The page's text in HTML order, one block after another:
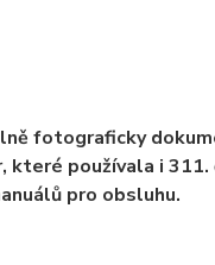
fotograficky
používala i
pro obsluhu.